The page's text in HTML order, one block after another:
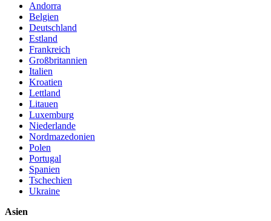
Andorra
Belgien
Deutschland
Estland
Frankreich
Großbritannien
Italien
Kroatien
Lettland
Litauen
Luxemburg
Niederlande
Nordmazedonien
Polen
Portugal
Spanien
Tschechien
Ukraine
Asien